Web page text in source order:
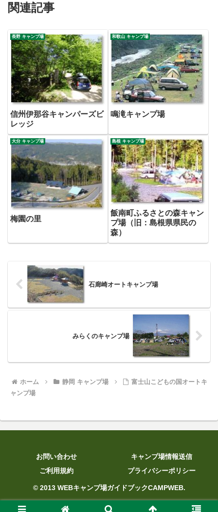
関連記事
長野 キャンプ場
信州伊那谷キャンパーズビ
レッジ
和歌山 キャンプ場
鳴滝キャンプ場
大分 キャンプ場
梅園の里
島根 キャンプ場
飯南町ふるさとの森キャン
プ場（旧：島根県県民の
森）
石廊崎オートキャンプ場
みらくのキャンプ場
ホーム 静岡 キャンプ場
富士山こどもの国オートキ
ャンプ場
お問い合わせ
キャンプ場情報送信
ご利用規約
プライバシーポリシー
© 2013 WEBキャンプ場ガイドブックCAMPWEB.